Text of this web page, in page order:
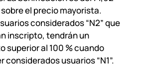
el precio mayorista.
considerados “N2” que
inscripto, tendrán un
superior al 100 % cuando
considerados usuarios “N1”.